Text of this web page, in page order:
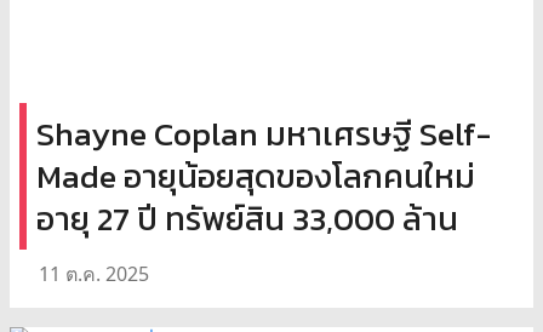
Shayne Coplan มหาเศรษฐี Self-
Made อายุน้อยสุดของโลกคนใหม่
อายุ 27 ปี ทรัพย์สิน 33,000 ล้าน
11 ต.ค. 2025